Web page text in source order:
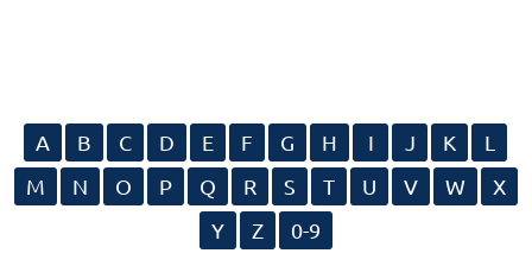
A B C D E F G H I J K
L
M
N O P Q R S T U V W
X
Y
Z 0-9